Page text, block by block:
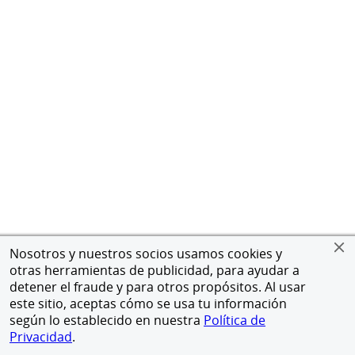
Nosotros y nuestros socios usamos cookies y
otras herramientas de publicidad, para ayudar a
detener el fraude y para otros propósitos. Al usar
este sitio, aceptas cómo se usa tu información
según lo establecido en nuestra Política de
Privacidad.